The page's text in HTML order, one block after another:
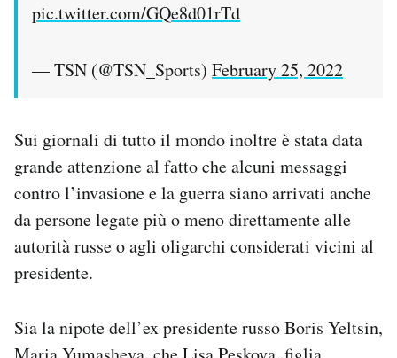
pic.twitter.com/GQe8d01rTd
— TSN (@TSN_Sports) February 25, 2022
Sui giornali di tutto il mondo inoltre è stata data
grande attenzione al fatto che alcuni messaggi
contro l’invasione e la guerra siano arrivati anche
da persone legate più o meno direttamente alle
autorità russe o agli oligarchi considerati vicini al
presidente.
Sia la nipote dell’ex presidente russo Boris Yeltsin,